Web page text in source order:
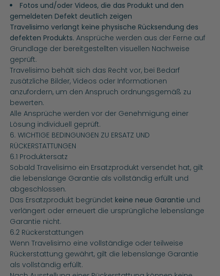
Fotos und/oder Videos, die das Produkt und den
gemeldeten Defekt deutlich zeigen
Travelisimo verlangt keine physische Rücksendung des
defekten Produkts. Ansprüche werden aus der Ferne auf
Grundlage der bereitgestellten visuellen Nachweise
geprüft.
Travelisimo behält sich das Recht vor, bei Bedarf
zusätzliche Bilder, Videos oder Informationen
anzufordern, um den Anspruch ordnungsgemäß zu
bewerten.
Alle Ansprüche werden vor der Genehmigung einer
Lösung individuell geprüft.
6. WICHTIGE BEDINGUNGEN ZU ERSATZ UND
RÜCKERSTATTUNGEN
6.1 Produktersatz
Sobald Travelisimo ein Ersatzprodukt versendet hat, gilt
die lebenslange Garantie als vollständig erfüllt und
abgeschlossen.
Das Ersatzprodukt begründet keine neue Garantie und
verlängert oder erneuert die ursprüngliche lebenslange
Garantie nicht.
6.2 Rückerstattungen
Wenn Travelisimo eine vollständige oder teilweise
Rückerstattung gewährt, gilt die lebenslange Garantie
als vollständig erfüllt.